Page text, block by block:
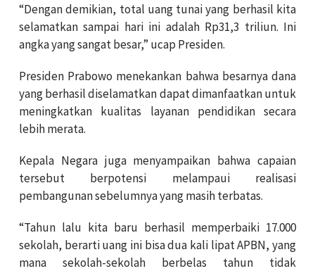
“Dengan demikian, total uang tunai yang berhasil kita
selamatkan sampai hari ini adalah Rp31,3 triliun. Ini
angka yang sangat besar,” ucap Presiden.
Presiden Prabowo menekankan bahwa besarnya dana
yang berhasil diselamatkan dapat dimanfaatkan untuk
meningkatkan kualitas layanan pendidikan secara
lebih merata.
Kepala Negara juga menyampaikan bahwa capaian
tersebut berpotensi melampaui realisasi
pembangunan sebelumnya yang masih terbatas.
“Tahun lalu kita baru berhasil memperbaiki 17.000
sekolah, berarti uang ini bisa dua kali lipat APBN, yang
mana sekolah-sekolah berbelas tahun tidak